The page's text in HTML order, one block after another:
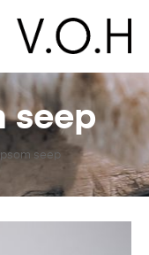
seep
seep